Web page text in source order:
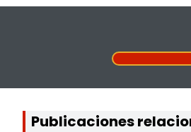
Publicaciones